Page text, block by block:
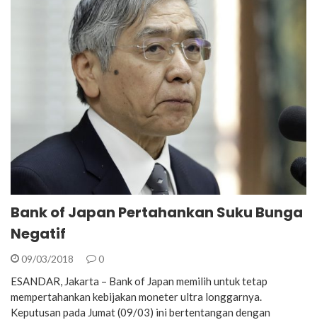
Bank of Japan Pertahankan Suku Bunga
Negatif
09/03/2018 0
ESANDAR, Jakarta – Bank of Japan memilih untuk tetap
mempertahankan kebijakan moneter ultra longgarnya.
Keputusan pada Jumat (09/03) ini bertentangan dengan